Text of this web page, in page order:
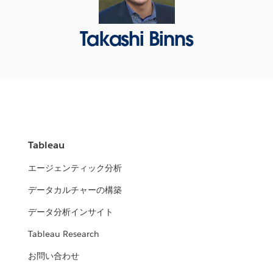
Takashi Binns
Tableau
エージェンティック分析
データカルチャーの構築
データ分析インサイト
Tableau Research
お問い合わせ